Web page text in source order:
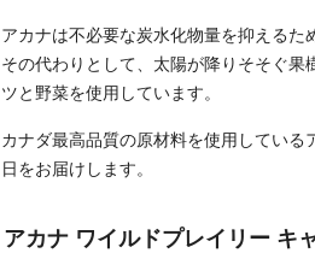
アカナは不必要な炭水化物量を抑えるた
その代わりとして、太陽が降りそそぐ
ツと野菜を使用しています。
カナダ最高品質の原材料を使用してい
日をお届けします。
アカナ ワイルドプレイリー キ